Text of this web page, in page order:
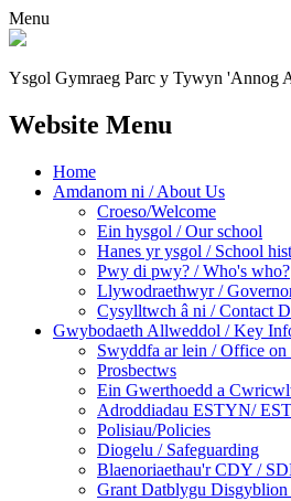
Menu
Ysgol Gymraeg Parc y Tywyn 'Annog
Website Menu
Home
Amdanom ni / About Us
Croeso/Welcome
Ein hysgol / Our school
Hanes yr ysgol / School
Pwy di pwy? / Who's who?
Llywodraethwyr /
Cysylltwch â ni / Contact
Gwybodaeth Allweddol / Key
Swyddfa ar lein / Office on
Prosbectws
Ein Gwerthoedd a
Adroddiadau ESTYN/
Polisiau/Policies
Diogelu / Safeguarding
Blaenoriaethau'r CDY /
Grant Datblygu